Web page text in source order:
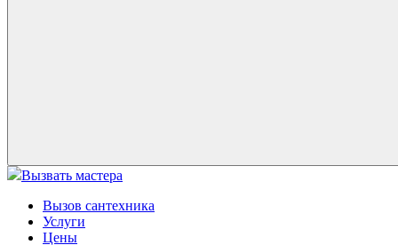
Вызвать мастера
Вызов сантехника
Услуги
Цены